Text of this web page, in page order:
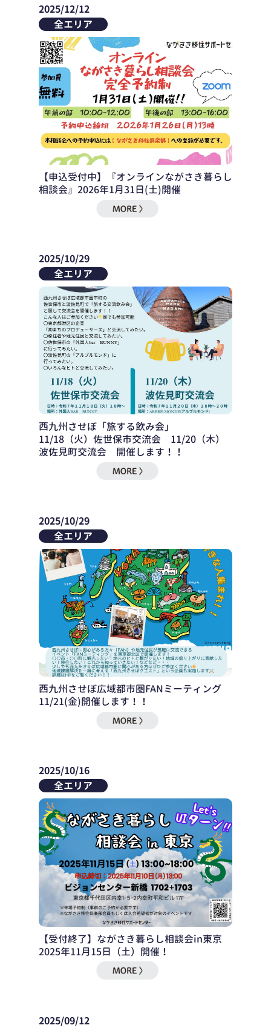
2025/12/12
全エリア
【申込受付中】『オンラインながさき暮らし
相談会』2026年1月31日(土)開催
2025/10/29
全エリア
西九州させぼ「旅する飲み会」
11/18（火）佐世保市交流会 11/20（木）
波佐見町交流会 開催します！！
2025/10/29
全エリア
西九州させぼ広域都市圏FANミーティング
11/21(金)開催します！！
2025/10/16
全エリア
【受付終了】ながさき暮らし相談会in東京
2025年11月15日（土）開催！
2025/09/12